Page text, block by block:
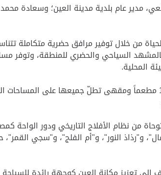
مدير عام بلدية مدينة العين؛ وسعادة
من خلال توفير مرافق حضرية متكاملة
السياحي والحضري للمنطقة، وتوفر
المحلية.
ويحتضن المركز ما يزيد عن 770 شجرة جديدة من الأنواع المحلية والقارية، إضافةً إلى 17
نظام الأفلاج التاريخي ودور الواحة
و"رذاذ النور"، و"أم الفلج"، و"سجي